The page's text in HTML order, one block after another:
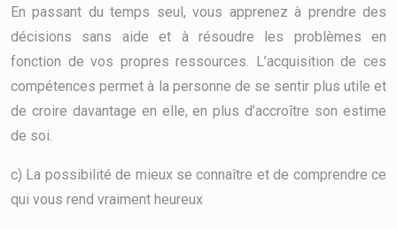
En passant du temps seul, vous apprenez à prendre des
décisions sans aide et à résoudre les problèmes en
fonction de vos propres ressources. L’acquisition de ces
compétences permet à la personne de se sentir plus utile et
de croire davantage en elle, en plus d’accroître son estime
de soi.
c) La possibilité de mieux se connaître et de comprendre ce
qui vous rend vraiment heureux